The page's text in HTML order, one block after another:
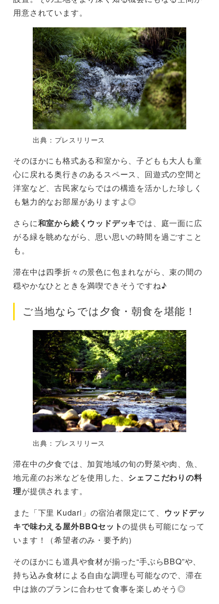
用意されています。
出典：プレスリリース
そのほかにも格式ある和室から、子どもも大人も童
心に戻れる奥行きのあるスペース、回遊式の空間と
洋室など、古民家ならではの構造を活かした珍しく
も魅力的なお部屋がありますよ◎
さらに和室から続くウッドデッキでは、庭一面に広
がる緑を眺めながら、思い思いの時間を過ごすこと
も。
滞在中は四季折々の景色に包まれながら、束の間の
穏やかなひとときを満喫できそうですね♪
ご当地ならでは夕食・朝食を堪能！
出典：プレスリリース
滞在中の夕食では、加賀地域の旬の野菜や肉、魚、
地元産のお米などを使用した、 シェフこだわりの料
理が提供されます。
また「下里 Kudari」の宿泊者限定にて、 ウッドデッ
キで味わえる屋外BBQセットの提供も可能になって
います！（希望者のみ・要予約）
そのほかにも道具や食材が揃った“手ぶらBBQ”や、
持ち込み食材による自由な調理も可能なので、滞在
中は旅のプランに合わせて食事を楽しめそう◎